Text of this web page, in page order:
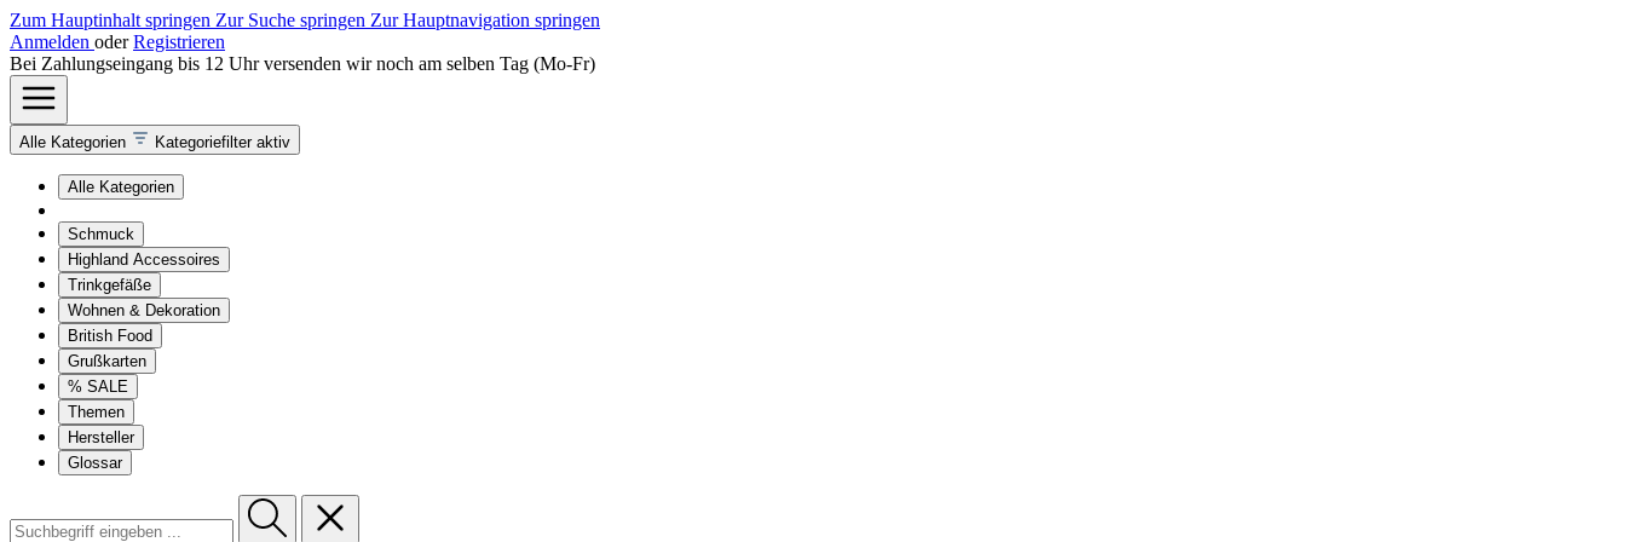
Zum Hauptinhalt springen Zur Suche springen Zur Hauptnavigation springen
Anmelden oder Registrieren
Bei Zahlungseingang bis 12 Uhr versenden wir noch am selben Tag (Mo-Fr)
Alle Kategorien Kategoriefilter aktiv
Alle Kategorien
Schmuck
Highland Accessoires
Trinkgefäße
Wohnen & Dekoration
British Food
Grußkarten
% SALE
Themen
Hersteller
Glossar